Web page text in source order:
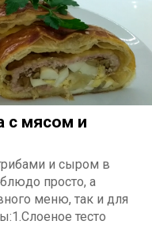
с мясом и
и сыром в
просто, а
меню, так и для
тесто